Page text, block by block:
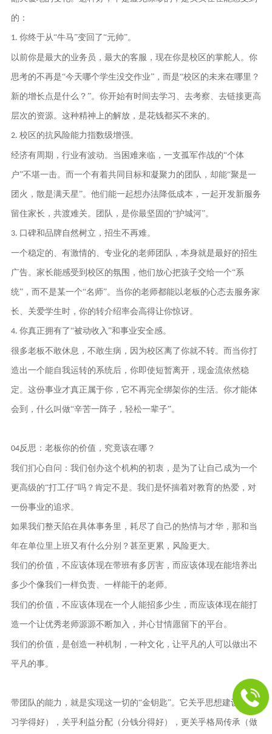
的：
1. 你终于从“牛马”变回了“元帅”。
以前你是最大的业务员，最大的客服，现在你是校区的掌舵人。你
思考的不再是“今天哪个学生没交作业”，而是“校区的未来在哪里？
新的增长点是什么？”。你开始有时间去学习、去考察、去链接更高
层次的资源。这种精神上的解放，是花钱都买不来的。
2. 校区的抗风险能力指数级增强。
经济有周期，行业有波动。当困难来临，一支孤军作战的“个体
户”不堪一击。而一个有着共同目标和凝聚力的团队，却能“聚是一
团火，散是满天星”。他们能一起想办法降低成本，一起开发新服务
留住家长，共渡难关。 团队，是你最坚固的“护城河”。
3. 口碑和品牌自然树立，招生不再难。
一个稳定的、有激情的、专业化的老师团队，本身就是最好的招生
广告。家长能感受到校区的氛围，他们放心把孩子交给一个“系
统”，而不是某一个“名师”。当你的老师都能以老板的心态去服务家
长、关爱学生时，你的转介绍率会高得让你惊讶。
4. 你真正拥有了“被动收入”和事业安全感。
很多老板不敢休息，不敢生病，因为校区离了你就不转。而当你打
造出一个能自我运转的系统后，你即使短暂离开，现金流依然稳
定。这份事业才真正属于你，它不再完全绑架你的生活。你才能体
会到，什么叫做“辛苦一阵子，轻松一辈子”。
04反思：老板你的价值，究竟该在哪？
我们扪心自问：我们创办这个机构的初衷，是为了让自己成为一个
更高级的“打工仔”吗？肯定不是。我们是怀揣着对教育的热爱，对
一份事业的追求。
如果我们整天陷在具体事务里，耗尽了自己的热情与才华，那和当
年在单位里上班又有什么分别？甚至更累，风险更大。
我们的价值，不应该体现在带班有多厉害，而应该体现在能培养出
多少个像我们一样负责、一样能干的老师。
我们的价值，不应该体现在一个人能招多少生，而应该体现在能打
造一个让优秀老师源源不断加入，并心甘情愿留下的平台。
我们的价值，是创造一种机制，一种文化，让平凡的人可以做出不
平凡的事。
带团队的能力，就是实现这一切的“金钥匙”。它关乎思想建设（学
习学得好），关乎利益分配（分钱分得好），更关乎格局传承（做